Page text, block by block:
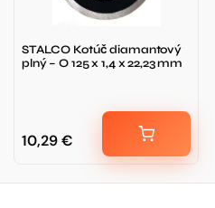
STALCO Kotúč diamantový
plný – O 125 x 1,4 x 22,23 mm
10,29€